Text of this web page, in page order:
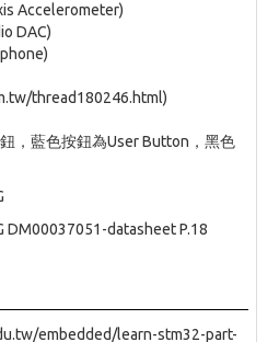
Accelerometer)
DAC)
thread180246.html)
，藍色按鈕為User Button，黑色
DM00037051-datasheet P.18
embedded/learn-stm32-part-